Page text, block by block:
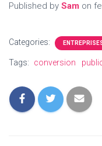
Published by Sam on
Categories:
Tags: conversion